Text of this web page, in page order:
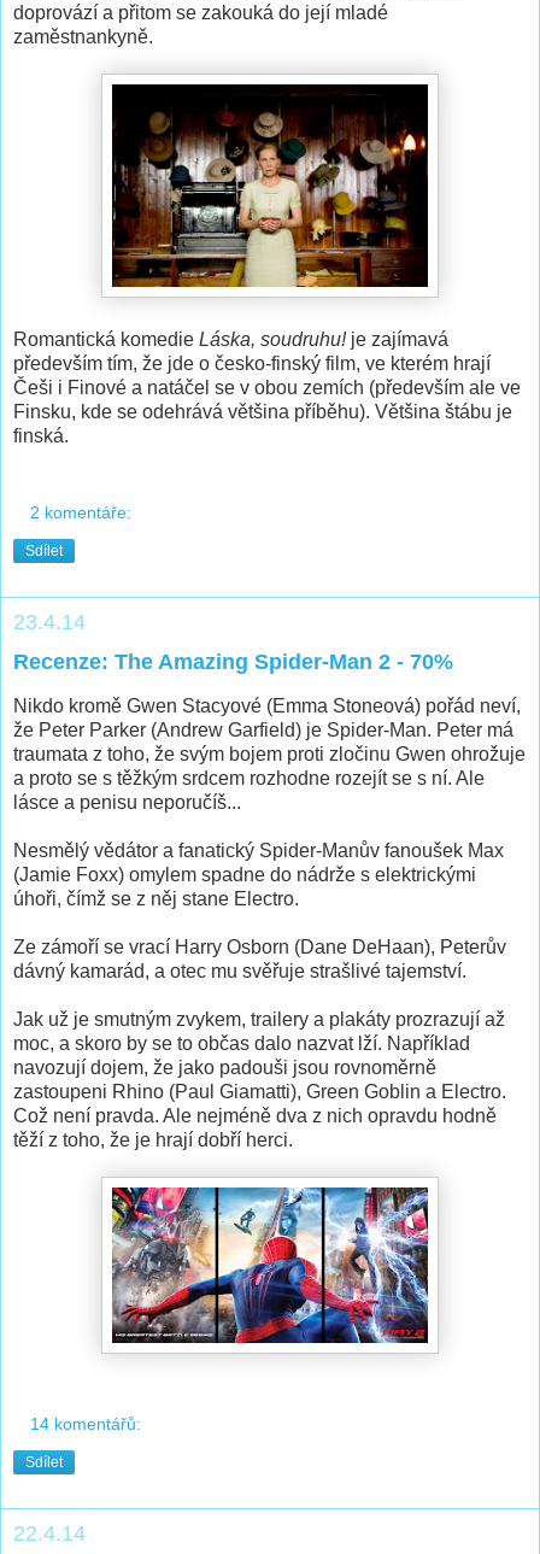
doprovází a přitom se zakouká do její mladé
zaměstnankyně.
Romantická komedie Láska, soudruhu!je zajímavá
především tím, že jde o česko-finský film, ve kterém hrají
Češi i Finové a natáčel se v obou zemích (především ale ve
Finsku, kde se odehrává většina příběhu). Většina štábu je
finská.
2 komentáře:
Sdílet
23.4.14
Recenze: The Amazing Spider-Man 2 - 70%
Nikdo kromě Gwen Stacyové (Emma Stoneová) pořád neví,
že Peter Parker (Andrew Garfield) je Spider-Man. Peter má
traumata z toho, že svým bojem proti zločinu Gwen ohrožuje
a proto se s těžkým srdcem rozhodne rozejít se s ní. Ale
lásce a penisu neporučíš...
Nesmělý vědátor a fanatický Spider-Manův fanoušek Max
(Jamie Foxx) omylem spadne do nádrže s elektrickými
úhoři, čímž se z něj stane Electro.
Ze zámoří se vrací Harry Osborn (Dane DeHaan), Peterův
dávný kamarád, a otec mu svěřuje strašlivé tajemství.
Jak už je smutným zvykem, trailery a plakáty prozrazují až
moc, a skoro by se to občas dalo nazvat lží. Například
navozují dojem, že jako padouši jsou rovnoměrně
zastoupeni Rhino (Paul Giamatti), Green Goblin a Electro.
Což není pravda. Ale nejméně dva z nich opravdu hodně
těží z toho, že je hrají dobří herci.
14 komentářů:
Sdílet
22.4.14